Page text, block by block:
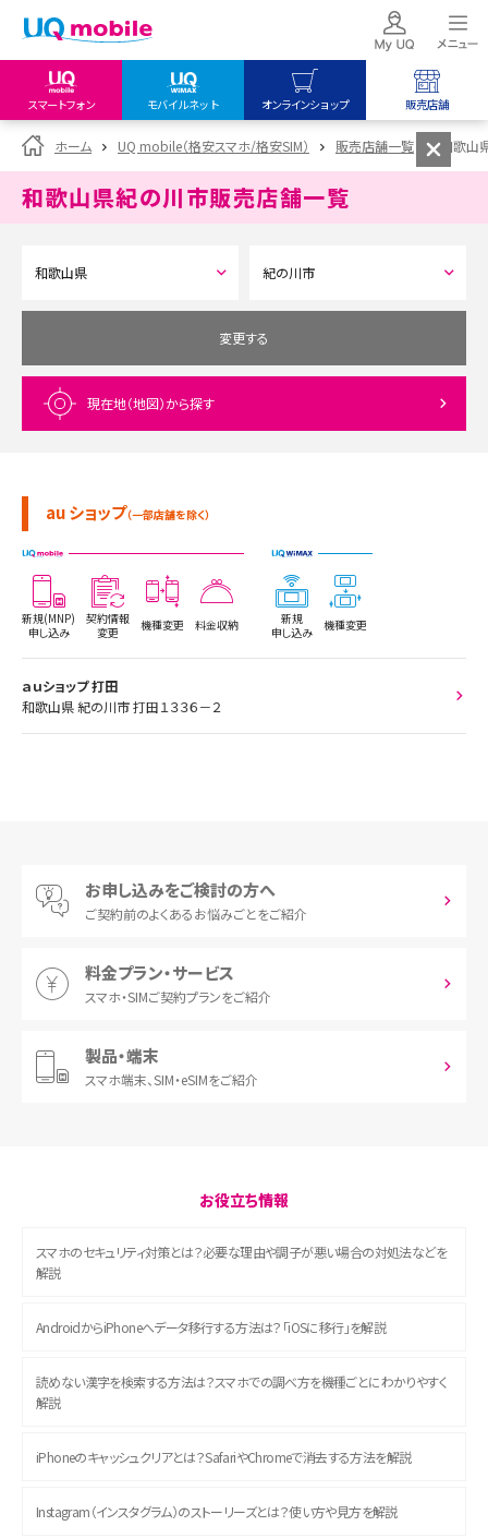
スマートフォン モバイルネット オンラインショップ 販売店舗
my UQ WiMAX
UQ WiMAX ご契約の方
My UQ mobile
データチャージサイト
UQ mobile
オンラインショップ
UQ WiMAX
UQ mobile
販売店舗
UQ WiMAX
ホーム UQ mobile（格安スマホ/格安SIM） 販売店舗一覧 和歌
和歌山県紀の川市販売店舗一覧
変更する
現在地（地図）から探す
au ショップ（一部店舗を除く）
新規(MNP)
申し込み
契約情報
変更
機種変更 料金収納
新規
申し込み
機種変更
ａｕショップ 打田
和歌山県 紀の川市 打田１３３６－２
お申し込みをご検討の方へ
ご契約前のよくあるお悩みごとをご紹介
料金プラン・サービス
スマホ・SIMご契約プランをご紹介
製品・端末
スマホ端末、SIM・eSIMをご紹介
お役立ち情報
スマホのセキュリティ対策とは？必要な理由や調子が悪い場合の対処法などを
解説
AndroidからiPhoneへデータ移行する方法は？「iOSに移行」を解説
読めない漢字を検索する方法は？スマホでの調べ方を機種ごとにわかりやすく
解説
iPhoneのキャッシュクリアとは？SafariやChromeで消去する方法を解説
Instagram（インスタグラム）のストーリーズとは？使い方や見方を解説